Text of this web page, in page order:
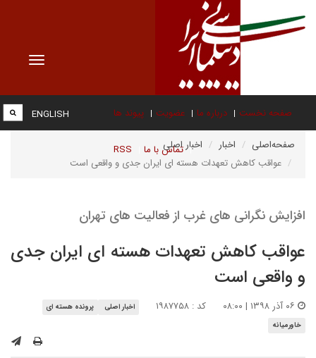
Toggle
صفحه نخست درباره ما عضویت پیوند ها
تماس با ما RSS
ENGLISH
صفحه‌اصلی اخبار
اخبار اصلی
عواقب کاهش تعهدات هسته ای ایران جدی و واقعی است
افزایش نگرانی های غرب از فعالیت های تهران
عواقب کاهش تعهدات هسته ای ایران جدی
و واقعی است
کد : ۱۹۸۷۷۵۸ اخبار اصلی
پرونده هسته ای
خاورمیانه